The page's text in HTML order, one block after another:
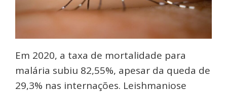
Em 2020, a taxa de mortalidade para
malária subiu 82,55%, apesar da queda de
29,3% nas internações. Leishmaniose